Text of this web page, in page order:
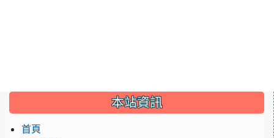
::: 本站資訊
首頁